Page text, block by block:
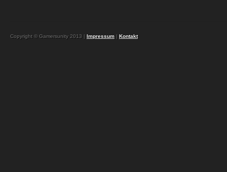
Copyright © Gamersunity 2013 | Impressum | Kontakt